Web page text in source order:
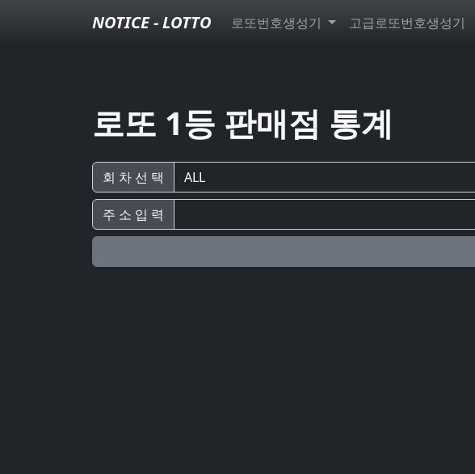
NOTICE - LOTTO 로또번호생성기 고급로또번호생성기
로또 1등 판매점 통계
회 차 선 택
주 소 입 력